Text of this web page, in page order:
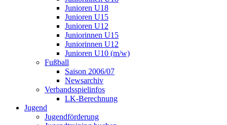
Junioren U18
Junioren U15
Junioren U12
Juniorinnen U15
Juniorinnen U12
Junioren U10 (m/w)
Fußball
Saison 2006/07
Newsarchiv
Verbandsspielinfos
LK-Berechnung
Jugend
Jugendförderung